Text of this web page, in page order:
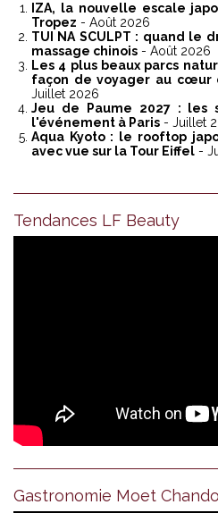
IZA, la nouvelle escale
Tropez - Août 2026
TUI NA SCULPT : quand le
massage chinois - Août 2026
Les 4 plus beaux parcs
façon de voyager au cœur
Juillet 2026
Jeu de Paume 2027 : les
l'événement à Paris - Juillet
Aqua Kyoto : le rooftop
avec vue sur la Tour Eiffel -
Tendances LF Beauty
Gastronomie Moet